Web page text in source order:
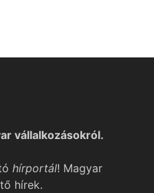
vállalkozásokról.
hírportál! Magyar
hírek.